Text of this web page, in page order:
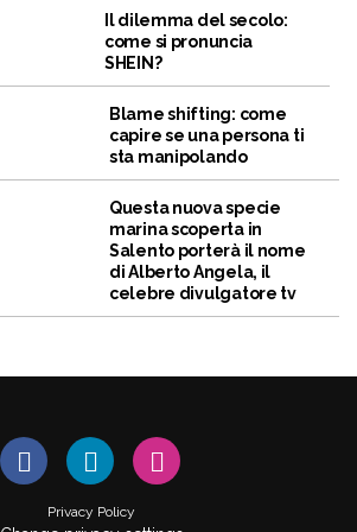
Il dilemma del secolo:
come si pronuncia
SHEIN?
Blame shifting: come
capire se una persona ti
sta manipolando
Questa nuova specie
marina scoperta in
Salento porterà il nome
di Alberto Angela, il
celebre divulgatore tv
Privacy Policy